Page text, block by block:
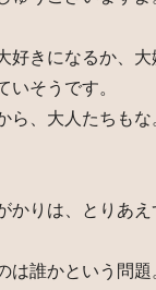
好きになるか、
いそうです。
ら、大人たちもな
かりは、とりあ
誰かという問題